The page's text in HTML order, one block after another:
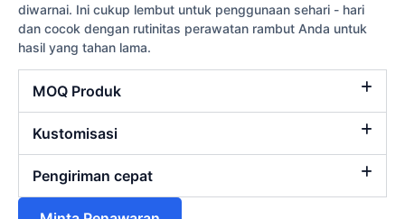
diwarnai. Ini cukup lembut untuk penggunaan sehari - hari
dan cocok dengan rutinitas perawatan rambut Anda untuk
hasil yang tahan lama.
MOQ Produk
Kustomisasi
Pengiriman cepat